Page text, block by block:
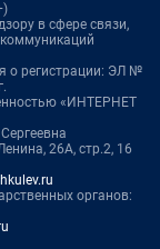
в сфере связи,
о регистрации: ЭЛ №
«ИНТЕРНЕТ
26А, стр.2, 16
органов: